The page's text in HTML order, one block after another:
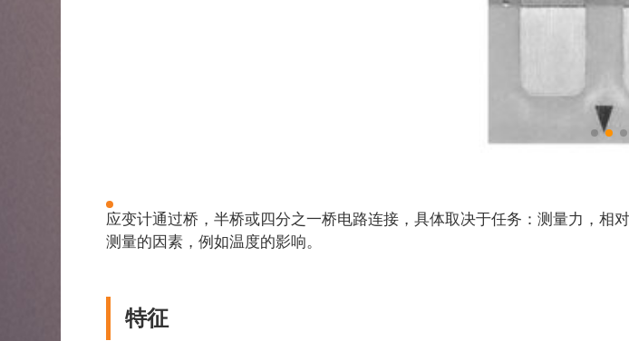
应变计通过桥，半桥或四分之一桥电路连接，具体取决于任务：测量力，
测量的因素，例如温度的影响。
特征